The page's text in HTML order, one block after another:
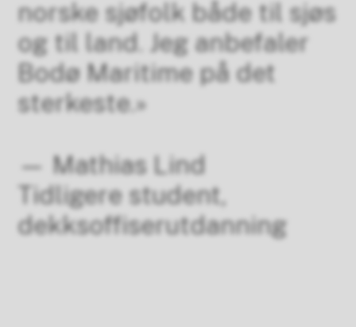
norske sjøfolk både til sjøs
og til land. Jeg anbefaler
Bodø Maritime på det
sterkeste.»
— Mathias Lind
Tidligere student,
dekksoffiserutdanning